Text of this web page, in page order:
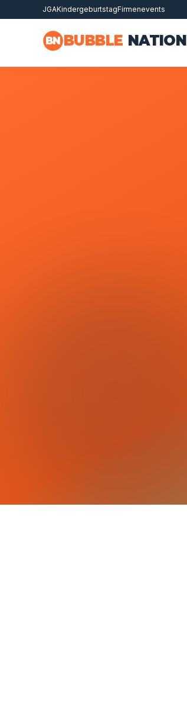
Zum Hauptinhalt springen
JGAKindergeburtstagFirmenevents
BN BUBBLE NATION